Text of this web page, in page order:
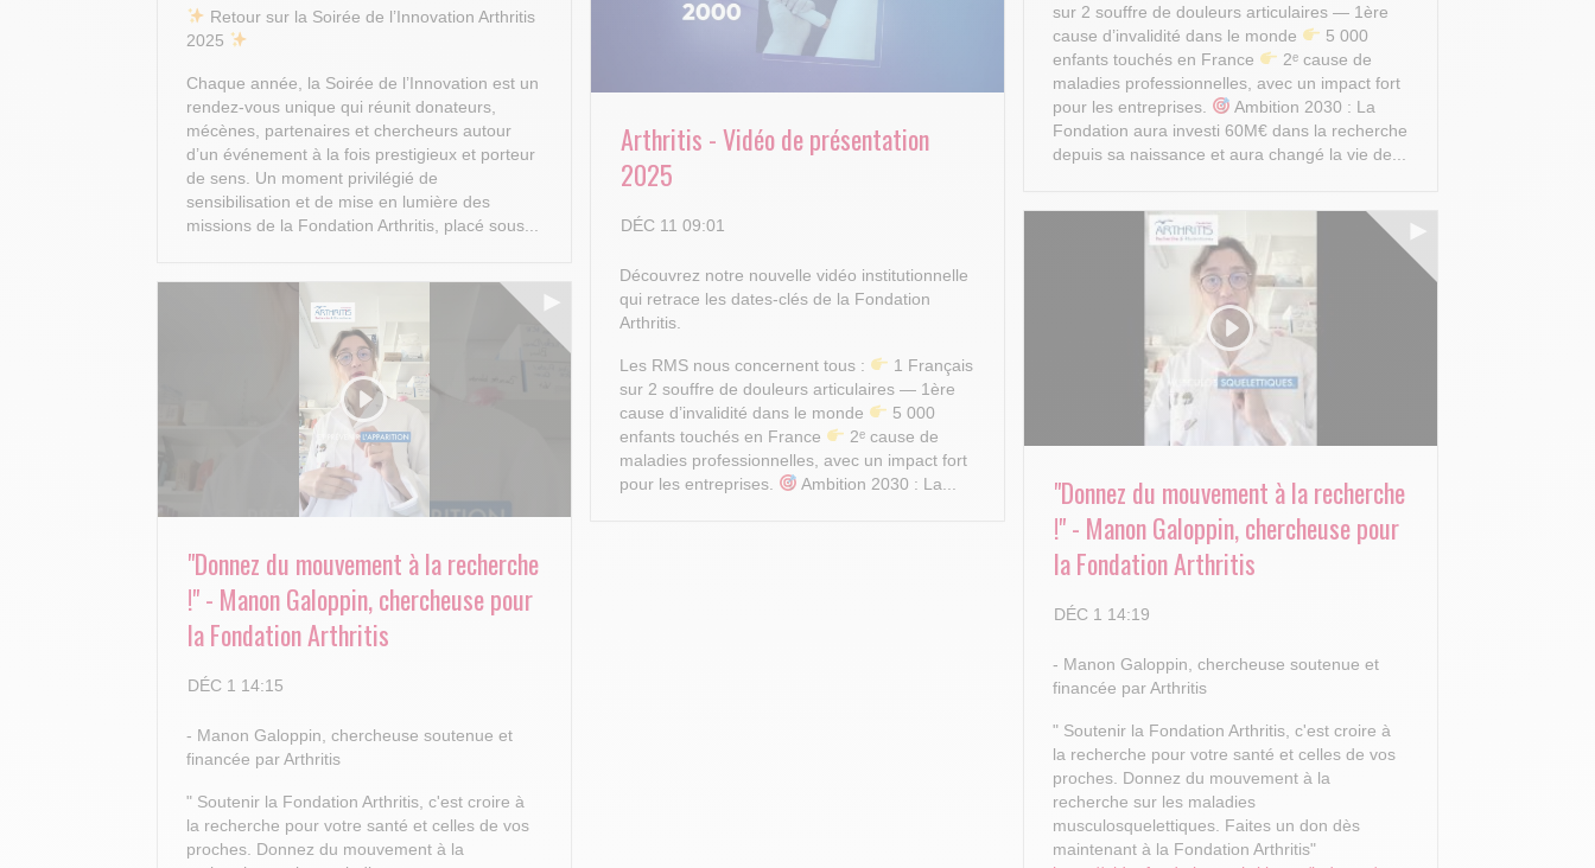
sur 2 souffre de douleurs articulaires — 1ère
cause d’invalidité dans le monde
5 000
enfants touchés en France
2ᵉ cause de
maladies professionnelles, avec un impact fort
pour les entreprises.
Ambition 2030 : La
Fondation aura investi 60M€ dans la recherche
depuis sa naissance et aura changé la vie de...
​ Retour sur la Soirée de l’Innovation Arthritis
2025
Chaque année, la Soirée de l’Innovation est un
rendez-vous unique qui réunit donateurs,
mécènes, partenaires et chercheurs autour
d’un événement à la fois prestigieux et porteur
de sens. Un moment privilégié de
sensibilisation et de mise en lumière des
missions de la Fondation Arthritis, placé sous...
Arthritis - Vidéo de présentation
2025
DÉC 11 09:01
Découvrez notre nouvelle vidéo institutionnelle
qui retrace les dates-clés de la Fondation
Arthritis.
Les RMS nous concernent tous :
1 Français
sur 2 souffre de douleurs articulaires — 1ère
cause d’invalidité dans le monde
5 000
enfants touchés en France
2ᵉ cause de
maladies professionnelles, avec un impact fort
pour les entreprises.
Ambition 2030 : La...
"Donnez du mouvement à la recherche
!" - Manon Galoppin, chercheuse pour
la Fondation Arthritis
DÉC 1 14:19
- Manon Galoppin, chercheuse soutenue et
financée par Arthritis
" Soutenir la Fondation Arthritis, c'est croire à
la recherche pour votre santé et celles de vos
proches. Donnez du mouvement à la
recherche sur les maladies
musculosquelettiques. Faites un don dès
maintenant à la Fondation Arthritis"
"Donnez du mouvement à la recherche
!" - Manon Galoppin, chercheuse pour
la Fondation Arthritis
DÉC 1 14:15
- Manon Galoppin, chercheuse soutenue et
financée par Arthritis
" Soutenir la Fondation Arthritis, c'est croire à
la recherche pour votre santé et celles de vos
proches. Donnez du mouvement à la